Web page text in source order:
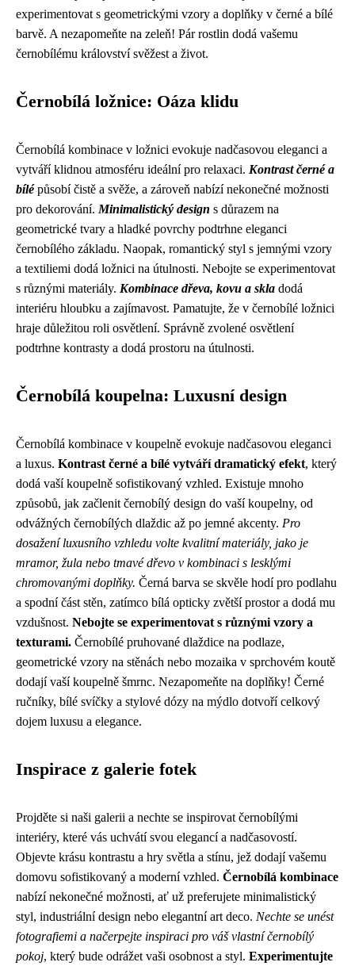
experimentovat s geometrickými vzory a doplňky v černé a bílé
barvě. A nezapomeňte na zeleň! Pár rostlin dodá vašemu
černobílému království svěžest a život.
Černobílá ložnice: Oáza klidu
Černobílá kombinace v ložnici evokuje nadčasovou eleganci a
vytváří klidnou atmosféru ideální pro relaxaci. Kontrast černé a
bílépůsobí čistě a svěže, a zároveň nabízí nekonečné možnosti
pro dekorování. Minimalistický design s důrazem na
geometrické tvary a hladké povrchy podtrhne eleganci
černobílého základu. Naopak, romantický styl s jemnými vzory
a textiliemi dodá ložnici na útulnosti. Nebojte se experimentovat
s různými materiály. Kombinace dřeva, kovu a skla dodá
interiéru hloubku a zajímavost. Pamatujte, že v černobílé ložnici
hraje důležitou roli osvětlení. Správně zvolené osvětlení
podtrhne kontrasty a dodá prostoru na útulnosti.
Černobílá koupelna: Luxusní design
Černobílá kombinace v koupelně evokuje nadčasovou eleganci
a luxus. Kontrast černé a bílé vytváří dramatický efekt, který
dodá vaší koupelně sofistikovaný vzhled. Existuje mnoho
způsobů, jak začlenit černobílý design do vaší koupelny, od
odvážných černobílých dlaždic až po jemné akcenty. Pro
dosažení luxusního vzhledu volte kvalitní materiály, jako je
mramor, žula nebo tmavé dřevo v kombinaci s lesklými
chromovanými doplňky. Černá barva se skvěle hodí pro podlahu
a spodní část stěn, zatímco bílá opticky zvětší prostor a dodá mu
vzdušnost. Nebojte se experimentovat s různými vzory a
texturami. Černobílé pruhované dlaždice na podlaze,
geometrické vzory na stěnách nebo mozaika v sprchovém koutě
dodají vaší koupelně šmrnc. Nezapomeňte na doplňky! Černé
ručníky, bílé svíčky a stylové dózy na mýdlo dotvoří celkový
dojem luxusu a elegance.
Inspirace z galerie fotek
Projděte si naši galerii a nechte se inspirovat černobílými
interiéry, které vás uchvátí svou elegancí a nadčasovostí.
Objevte krásu kontrastu a hry světla a stínu, jež dodají vašemu
domovu sofistikovaný a moderní vzhled. Černobílá kombinace
nabízí nekonečné možnosti, ať už preferujete minimalistický
styl, industriální design nebo elegantní art deco. Nechte se unést
fotografiemi a načerpejte inspiraci pro váš vlastní černobílý
pokoj, který bude odrážet vaši osobnost a styl. Experimentujte